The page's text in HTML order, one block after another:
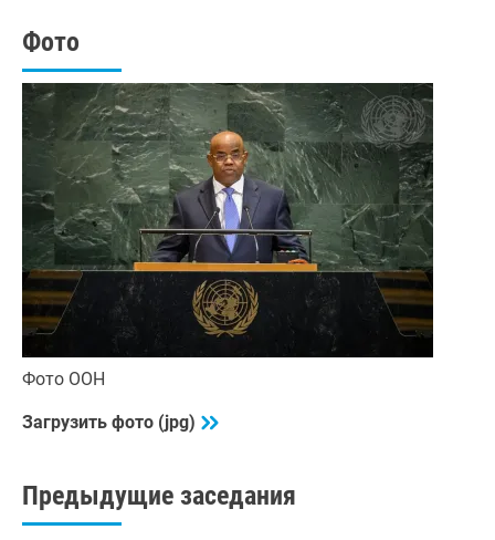
seconds
Фото
Фото ООН
Загрузить фото (jpg)
Предыдущие заседания